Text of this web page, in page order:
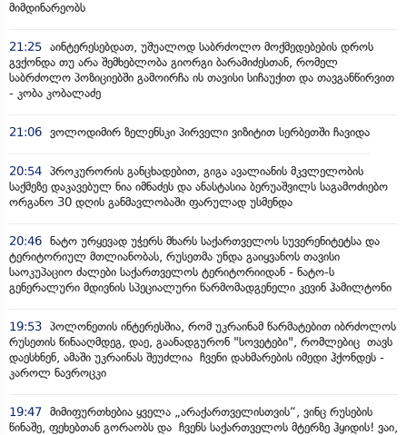
მიმდინარეობს
21:25 აინტერესებდათ, უშუალოდ საბრძოლო მოქმედებების დროს
გვქონდა თუ არა შემხებლობა გიორგი ბარამიძესთან, რომელ
საბრძოლო პოზიციებში გამოირჩა ის თავისი სიჩაუქით და თავგანწირვით
- კობა კობალაძე
21:06 ვოლოდიმირ ზელენსკი პირველი ვიზიტით სერბეთში ჩავიდა
20:54 პროკურორის განცხადებით, გიგა ავალიანის მკვლელობის
საქმეზე დაკავებულ ნია იმნაძეს და ანასტასია ბერუაშვილს საგამოძიებო
ორგანო 30 დღის განმავლობაში ფარულად უსმენდა
20:46 ნატო ურყევად უჭერს მხარს საქართველოს სუვერენიტეტსა და
ტერიტორიულ მთლიანობას, რუსეთმა უნდა გაიყვანოს თავისი
საოკუპაციო ძალები საქართველოს ტერიტორიიდან - ნატო-ს
გენერალური მდივნის სპეციალური წარმომადგენელი კევინ ჰამილტონი
19:53 პოლონეთის ინტერესშია, რომ უკრაინამ წარმატებით იბრძოლოს
რუსეთის წინააღმდეგ, დაე, გაანადგურონ "სოვეტები", რომლებიც თავს
დაესხნენ, ამაში უკრაინას შეუძლია ჩვენი დახმარების იმედი ჰქონდეს -
კაროლ ნავროცკი
19:47 მიმიფურთხებია ყველა „არაქართველისთვის“, ვინც რუსების
წინაშე, ფეხებთან გორაობს და ჩვენს საქართველოს მტერზე ჰყიდის! ვაი,